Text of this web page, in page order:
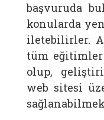
başvuruda
konularda
iletebilirler.
tüm
olup,
web sitesi